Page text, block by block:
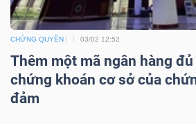
CHỨNG QUYỀN 03/02 12:52
Thêm một mã ngân hàng
chứng khoán cơ sở của
đảm
BẤT
ĐỘNG
SẢN
Mã
chứng